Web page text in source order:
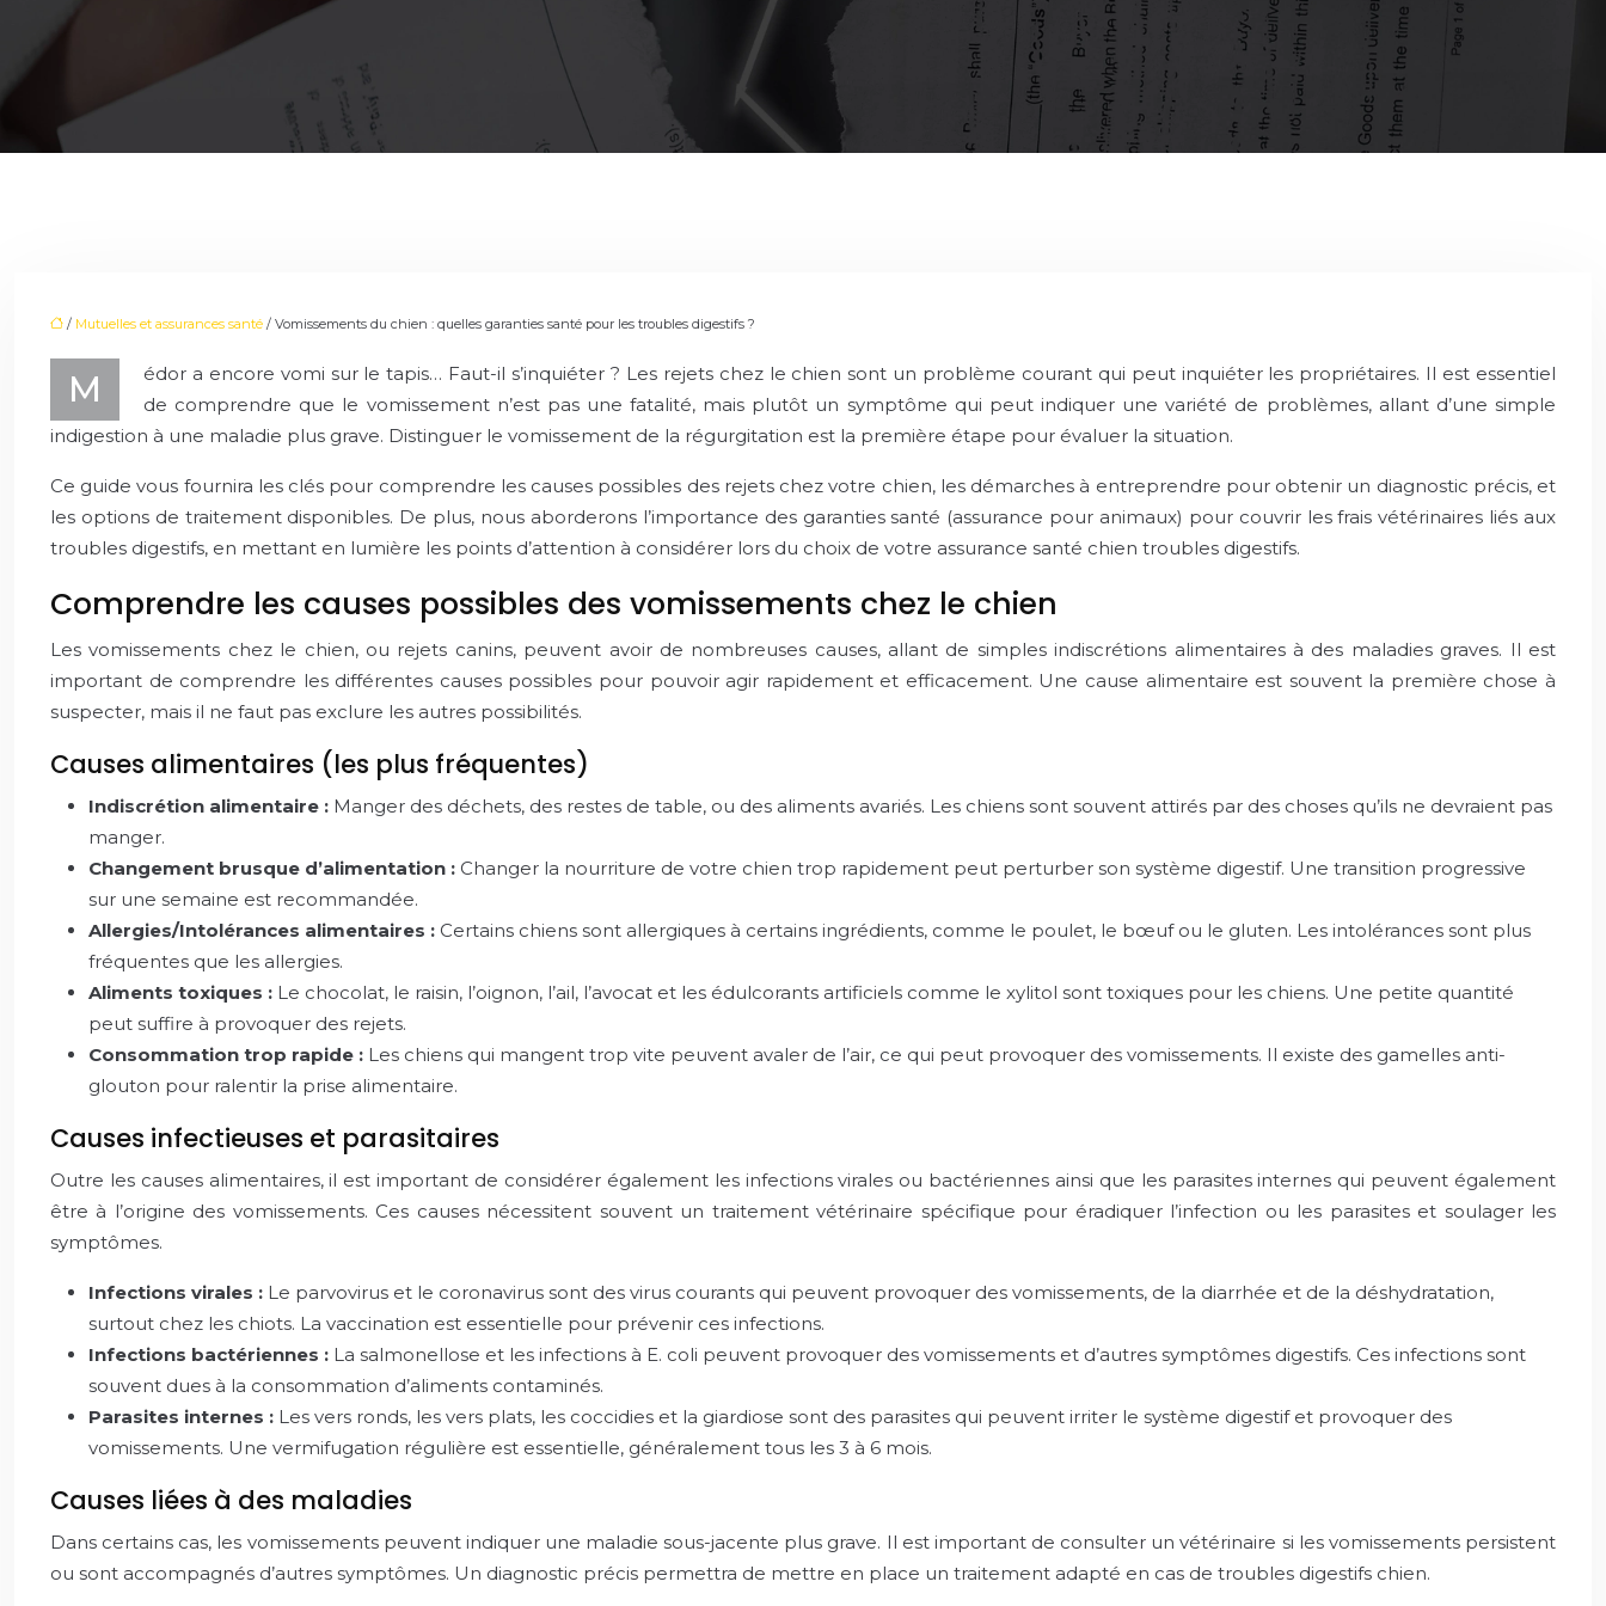
/ Mutuelles et assurances santé / Vomissements du chien : quelles garanties santé pour les troubles digestifs ?
M
édor a encore vomi sur le tapis… Faut-il s’inquiéter ? Les rejets chez le chien sont un problème courant qui peut inquiéter les propriétaires. Il est essentiel
de comprendre que le vomissement n’est pas une fatalité, mais plutôt un symptôme qui peut indiquer une variété de problèmes, allant d’une simple
indigestion à une maladie plus grave. Distinguer le vomissement de la régurgitation est la première étape pour évaluer la situation.
Ce guide vous fournira les clés pour comprendre les causes possibles des rejets chez votre chien, les démarches à entreprendre pour obtenir un diagnostic précis, et
les options de traitement disponibles. De plus, nous aborderons l’importance des garanties santé (assurance pour animaux) pour couvrir les frais vétérinaires liés aux
troubles digestifs, en mettant en lumière les points d’attention à considérer lors du choix de votre assurance santé chien troubles digestifs.
Comprendre les causes possibles des vomissements chez le chien
Les vomissements chez le chien, ou rejets canins, peuvent avoir de nombreuses causes, allant de simples indiscrétions alimentaires à des maladies graves. Il est
important de comprendre les différentes causes possibles pour pouvoir agir rapidement et efficacement. Une cause alimentaire est souvent la première chose à
suspecter, mais il ne faut pas exclure les autres possibilités.
Causes alimentaires (les plus fréquentes)
Indiscrétion alimentaire : Manger des déchets, des restes de table, ou des aliments avariés. Les chiens sont souvent attirés par des choses qu’ils ne devraient pas
manger.
Changement brusque d’alimentation : Changer la nourriture de votre chien trop rapidement peut perturber son système digestif. Une transition progressive
sur une semaine est recommandée.
Allergies/Intolérances alimentaires : Certains chiens sont allergiques à certains ingrédients, comme le poulet, le bœuf ou le gluten. Les intolérances sont plus
fréquentes que les allergies.
Aliments toxiques : Le chocolat, le raisin, l’oignon, l’ail, l’avocat et les édulcorants artificiels comme le xylitol sont toxiques pour les chiens. Une petite quantité
peut suffire à provoquer des rejets.
Consommation trop rapide : Les chiens qui mangent trop vite peuvent avaler de l’air, ce qui peut provoquer des vomissements. Il existe des gamelles anti-
glouton pour ralentir la prise alimentaire.
Causes infectieuses et parasitaires
Outre les causes alimentaires, il est important de considérer également les infections virales ou bactériennes ainsi que les parasites internes qui peuvent également
être à l’origine des vomissements. Ces causes nécessitent souvent un traitement vétérinaire spécifique pour éradiquer l’infection ou les parasites et soulager les
symptômes.
Infections virales : Le parvovirus et le coronavirus sont des virus courants qui peuvent provoquer des vomissements, de la diarrhée et de la déshydratation,
surtout chez les chiots. La vaccination est essentielle pour prévenir ces infections.
Infections bactériennes : La salmonellose et les infections à E. coli peuvent provoquer des vomissements et d’autres symptômes digestifs. Ces infections sont
souvent dues à la consommation d’aliments contaminés.
Parasites internes : Les vers ronds, les vers plats, les coccidies et la giardiose sont des parasites qui peuvent irriter le système digestif et provoquer des
vomissements. Une vermifugation régulière est essentielle, généralement tous les 3 à 6 mois.
Causes liées à des maladies
Dans certains cas, les vomissements peuvent indiquer une maladie sous-jacente plus grave. Il est important de consulter un vétérinaire si les vomissements persistent
ou sont accompagnés d’autres symptômes. Un diagnostic précis permettra de mettre en place un traitement adapté en cas de troubles digestifs chien.